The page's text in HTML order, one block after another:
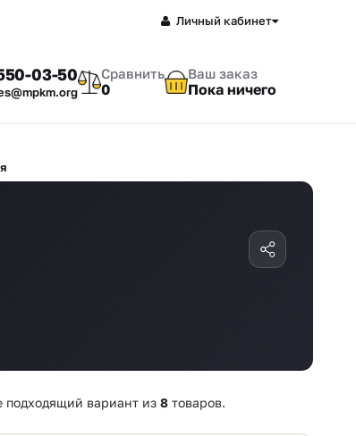
Личный кабинет
03-50 Сравнить
0
Ваш заказ
Пока ничего
подходящий вариант из 8 товаров.